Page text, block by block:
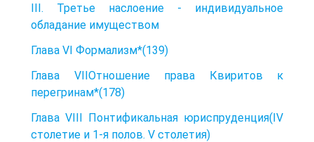
III. Третье наслоение - индивидуальное
обладание имуществом
Глава VI Формализм*(139)
Глава VIIОтношение права Квиритов к
перегринам*(178)
Глава VIII Понтификальная юриспруденция(IV
столетие и 1-я полов. V столетия)